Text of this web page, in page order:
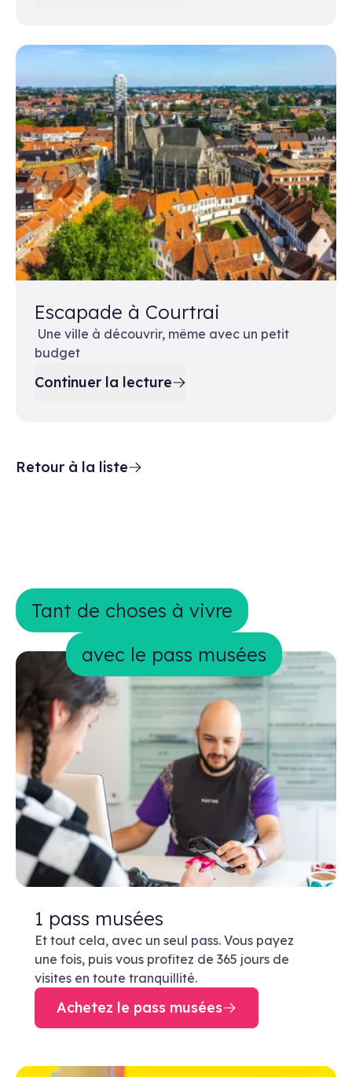
Escapade à Courtrai
Une ville à découvrir, même avec un petit
budget
Continuer la lecture
Retour à la liste
Tant de choses à vivre avec le pass
Tant de choses à vivre
avec le pass musées
1 pass musées
Et tout cela, avec un seul pass. Vous payez
une fois, puis vous profitez de 365 jours de
visites en toute tranquillité.
Achetez le pass musées